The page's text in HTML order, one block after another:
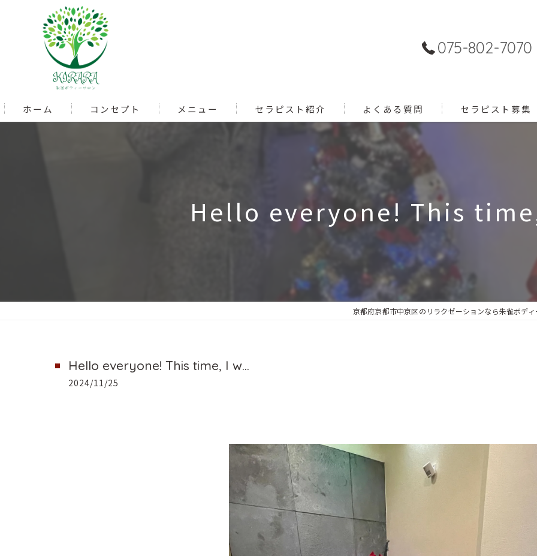
075-802-7070
ホーム コンセプト メニュー セラピスト紹介 よくある質問 セラピスト募集
Hello everyone! This
京都府京都市中京区のリラクゼーションなら朱雀ボディ
Hello everyone! This time, I w...
2024/11/25